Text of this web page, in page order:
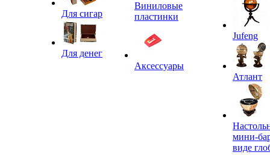
Для сигар
Для денег
Виниловые
пластинки
Аксессуары
Jufeng
Атлант
мини-
виде